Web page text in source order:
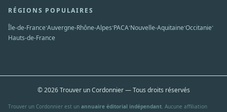
RÉGIONS POPULAIRES
Île-de-France·Auvergne-Rhône-Alpes·PACA·Nouvelle-Aquitaine·Occitanie·
Hauts-de-France
© 2026 Trouver un Cordonnier — Tous droits réservés
Trouver un Cordonnier est un annuaire éditorial indépendant. Aucune affiliation